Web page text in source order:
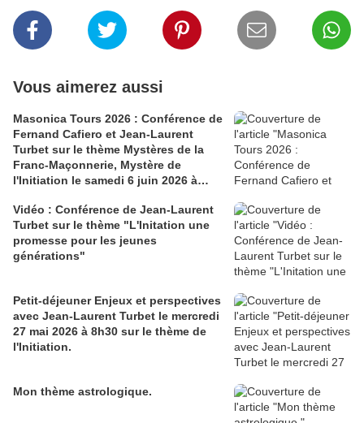
Vous aimerez aussi
Masonica Tours 2026 : Conférence de
Fernand Cafiero et Jean-Laurent
Turbet sur le thème Mystères de la
Franc-Maçonnerie, Mystère de
l'Initiation le samedi 6 juin 2026 à
Vidéo : Conférence de Jean-Laurent
Turbet sur le thème "L'Initation une
promesse pour les jeunes
générations"
Petit-déjeuner Enjeux et perspectives
avec Jean-Laurent Turbet le mercredi
27 mai 2026 à 8h30 sur le thème de
l'Initiation.
Mon thème astrologique.